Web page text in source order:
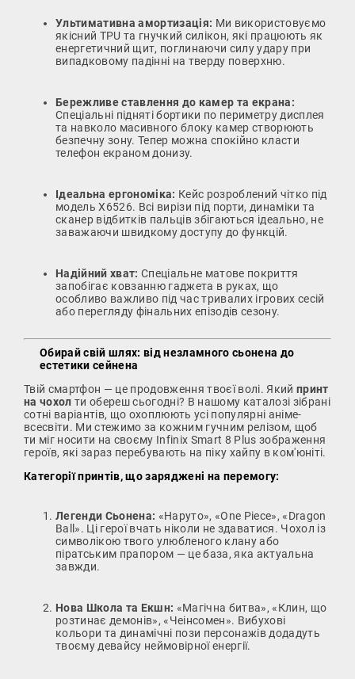
Ультимативна амортизація: Ми використовуємо
якісний TPU та гнучкий силікон, які працюють як
енергетичний щит, поглинаючи силу удару при
випадковому падінні на тверду поверхню.
Бережливе ставлення до камер та екрана:
Спеціальні підняті бортики по периметру дисплея
та навколо масивного блоку камер створюють
безпечну зону. Тепер можна спокійно класти
телефон екраном донизу.
Ідеальна ергономіка: Кейс розроблений чітко під
модель X6526. Всі вирізи під порти, динаміки та
сканер відбитків пальців збігаються ідеально, не
заважаючи швидкому доступу до функцій.
Надійний хват: Спеціальне матове покриття
запобігає ковзанню гаджета в руках, що
особливо важливо під час тривалих ігрових сесій
або перегляду фінальних епізодів сезону.
Обирай свій шлях: від незламного сьонена до
естетики сейнена
Твій смартфон — це продовження твоєї волі. Який принт
на чохол ти обереш сьогодні? В нашому каталозі зібрані
сотні варіантів, що охоплюють усі популярні аніме-
всесвіти. Ми стежимо за кожним гучним релізом, щоб
ти міг носити на своєму Infinix Smart 8 Plus зображення
героїв, які зараз перебувають на піку хайпу в ком'юніті.
Категорії принтів, що заряджені на перемогу:
Легенди Сьонена: «Наруто», «One Piece», «Dragon
Ball». Ці герої вчать ніколи не здаватися. Чохол із
символікою твого улюбленого клану або
піратським прапором — це база, яка актуальна
завжди.
Нова Школа та Екшн: «Магічна битва», «Клин, що
розтинає демонів», «Чеінсомен». Вибухові
кольори та динамічні пози персонажів додадуть
твоєму девайсу неймовірної енергії.